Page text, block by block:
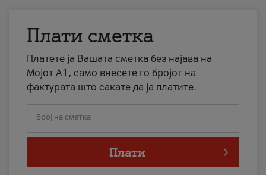
Плати сметка
Платете ја Вашата сметка без најава на
Мојот А1, само внесете го бројот на
фактурата што сакате да ја платите.
Број на сметка
Плати